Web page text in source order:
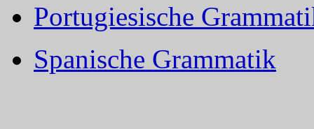
Portugiesische
Spanische Grammatik